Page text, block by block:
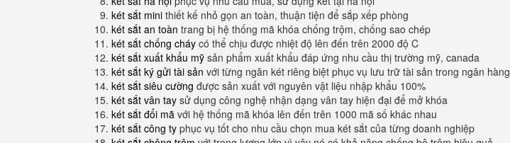
két sắt mini thiết kế nhỏ gọn an toàn, thuận tiện để sắp xếp phòng
két sắt an toàn trang bị hệ thống mã khóa chống trộm, chống sao chép
két sắt chống cháy có thể chịu được nhiệt độ lên đến trên 2000 độ C
két sắt xuất khẩu mỹ sản phẩm xuất khẩu đáp ứng nhu cầu thị trường mỹ, canada
két sắt ký gửi tài sản với từng ngăn két riêng biệt phục vụ lưu trữ tài sản trong ngân hàng
két sắt siêu cường được sản xuất với nguyên vật liệu nhập khẩu 100%
két sắt vân tay sử dụng công nghệ nhận dạng vân tay hiện đại để mở khóa
két sắt đổi mã với hệ thống mã khóa lên đến trên 1000 mã số khác nhau
két sắt công ty phục vụ tốt cho nhu cầu chọn mua két sắt của từng doanh nghiệp